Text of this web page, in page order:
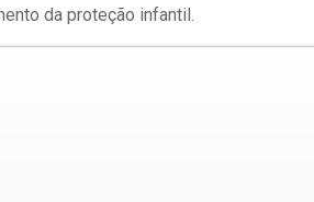
da proteção infantil.